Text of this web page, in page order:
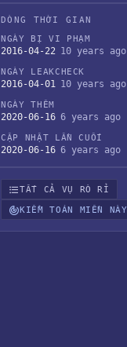
DÒNG THỜI GIAN
NGÀY BỊ VI PHẠM
2016-04-22 10 years ago
NGÀY LEAKCHECK
2016-04-01 10 years ago
NGÀY THÊM
2020-06-16 6 years ago
CẬP NHẬT LẦN CUỐI
2020-06-16 6 years ago
TẤT CẢ VỤ RÒ RỈ
KIỂM TOÁN MIỀN NÀY